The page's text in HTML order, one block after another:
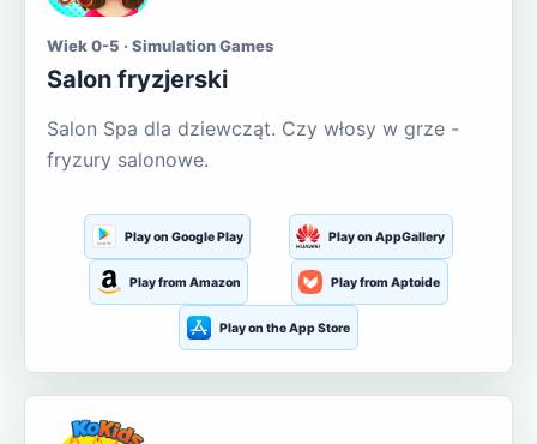
Wiek 0-5 · Simulation Games
Salon fryzjerski
Salon Spa dla dziewcząt. Czy włosy w grze -
fryzury salonowe.
Play on Google Play Play on AppGallery
Play from Amazon Play from Aptoide
Play on the App Store